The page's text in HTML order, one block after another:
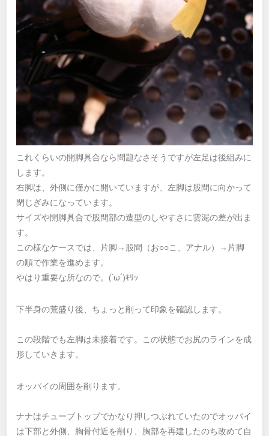
これくらいの開脚具合なら問題なさそうですが左足は後組みに
します。
右脚は、外側に僅かに開いていますが、左脚は股間に向かって
閉じぎみになっています。
サイズや開脚具合で股間部の造型のしやすさに雲泥の差が出ま
す。
この様なケースでは、片脚→股間（お○○こ、アナル）→片脚
の順で作業を進めます。
やはり重要な所なので。(`ω´)ｷﾘｯ
下半身の荒盛り後、ちょっと削って印象を確認します。
この段階でも左脚は未接着です。この状態でお尻のラインを成
形していきます。
オッパイの周囲を削ります。
ナナはチューブトップでかなり押しつぶれていたのでオッパイ
は下部と外側、胸骨付近を削り、胸部を再建したのち改めて自